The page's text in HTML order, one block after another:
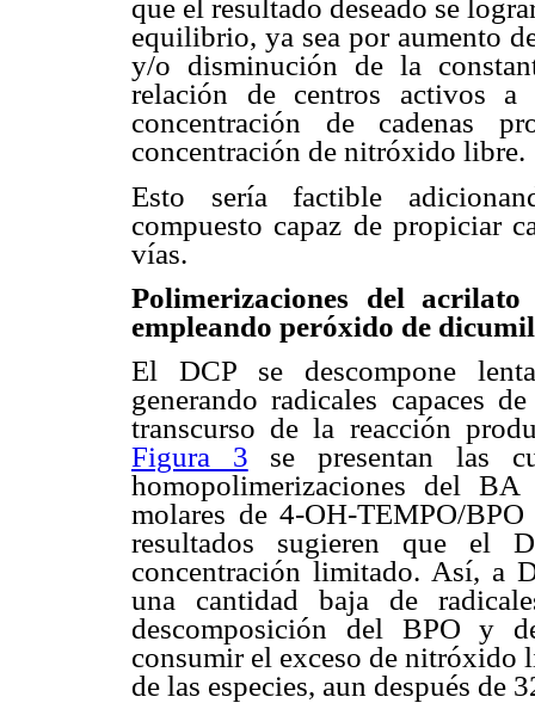
que el resultado deseado se
equilibrio, ya sea por aumento
y/o disminución de la
relación de centros activos
concentración de cadenas
concentración de nitróxido libre.
Esto sería factible
compuesto capaz de propiciar
vías.
Polimerizaciones del
empleando peróxido de
El DCP se descompone
generando radicales capaces
transcurso de la reacción
Figura 3 se presentan las
homopolimerizaciones del
molares de 4-OH-TEMPO/
resultados sugieren que el
concentración limitado. Así, a
una cantidad baja de
descomposición del BPO y
consumir el exceso de nitróxido
de las especies, aun después de